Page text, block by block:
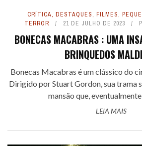
CRÍTICA, DESTAQUES, FILMES,
TERROR
21 DE JULHO DE 2023
BONECAS MACABRAS : UMA
BRINQUEDOS
Bonecas Macabras é um clássico do
Dirigido por Stuart Gordon, sua trama
mansão que,
LEIA MAIS